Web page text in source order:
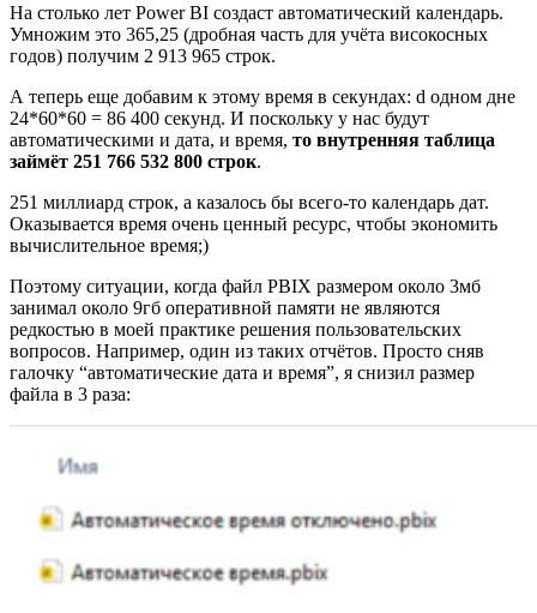
На столько лет Power BI создаст автоматический календарь.
Умножим это 365,25 (дробная часть для учёта високосных
годов) получим 2 913 965 строк.
А теперь еще добавим к этому время в секундах: d одном дне
24*60*60 = 86 400 секунд. И поскольку у нас будут
автоматическими и дата, и время, то внутренняя таблица
займёт 251 766 532 800 строк.
251 миллиард строк, а казалось бы всего-то календарь дат.
Оказывается время очень ценный ресурс, чтобы экономить
вычислительное время;)
Поэтому ситуации, когда файл PBIX размером около 3мб
занимал около 9гб оперативной памяти не являются
редкостью в моей практике решения пользовательских
вопросов. Например, один из таких отчётов. Просто сняв
галочку “автоматические дата и время”, я снизил размер
файла в 3 раза: